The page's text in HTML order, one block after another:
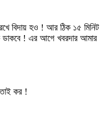
বিদায় হও ! আর ঠিক ১৫ মিনিট
ডাকবে ! এর আগে খবরদার আমার
কর !